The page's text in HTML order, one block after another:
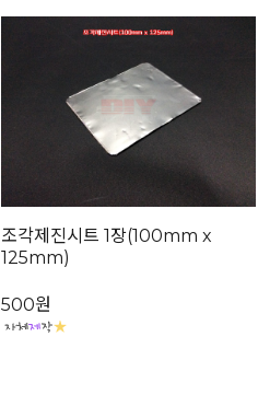
조각제진시트 1장(100mm x
125mm)
500원